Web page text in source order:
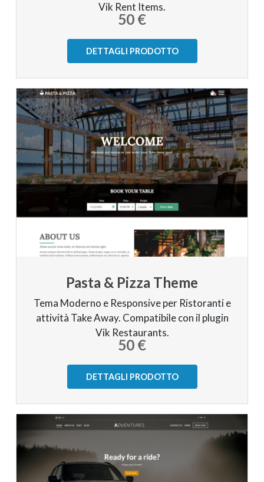
Vik Rent Items.
50 €
DETTAGLI PRODOTTO
Pasta & Pizza Theme
Tema Moderno e Responsive per Ristoranti e
attività Take Away. Compatibile con il plugin
Vik Restaurants.
50 €
DETTAGLI PRODOTTO